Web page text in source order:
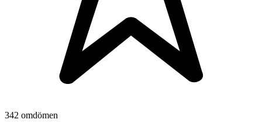
342 omdömen